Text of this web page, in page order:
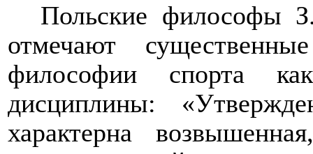
Польские философы
отмечают
философии спорта
дисциплины:
характерна